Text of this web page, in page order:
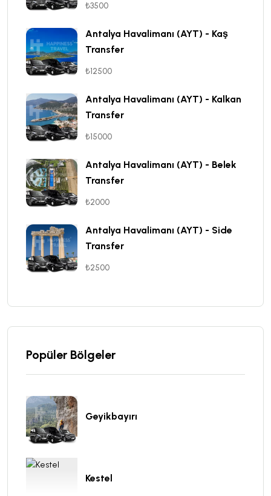
₺3500
Antalya Havalimanı (AYT) - Kaş
Transfer
₺12500
Antalya Havalimanı (AYT) - Kalkan
Transfer
₺15000
Antalya Havalimanı (AYT) - Belek
Transfer
₺2000
Antalya Havalimanı (AYT) - Side
Transfer
₺2500
Popüler Bölgeler
Geyikbayırı
Kestel